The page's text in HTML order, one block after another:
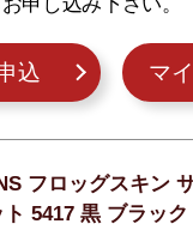
込 マ
フロッグスキン
5417 黒 ブラック